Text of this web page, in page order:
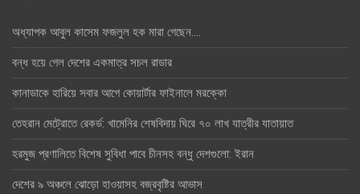
অধ্যাপক আবুল কাসেম ফজলুল হক মারা গেছেন….
বন্ধ হয়ে গেল দেশের একমাত্র সচল রাডার
কানাডাকে হারিয়ে সবার আগে কোয়ার্টার ফাইনালে মরক্কো
তেহরান মেট্রোতে রেকর্ড: খামেনির শেষবিদায় ঘিরে ৭০ লাখ যাত্রীর যাতায়াত
হরমুজ প্রণালিতে বিশেষ সুবিধা পাবে চীনসহ বন্ধু দেশগুলো: ইরান
দেশের ৯ অঞ্চলে ঝোড়ো হাওয়াসহ বজ্রবৃষ্টির আভাস